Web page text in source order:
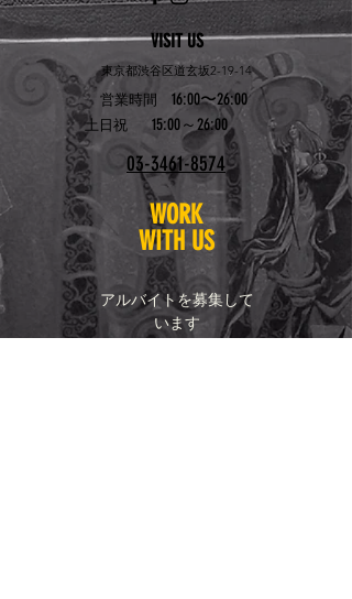
VISIT US
東京都渋谷区道玄坂2-19-14
営業時間 16:00〜26:00
土日祝15:00～26:00
03-3461-8574
WORK
WITH US
アルバイトを募集して
います